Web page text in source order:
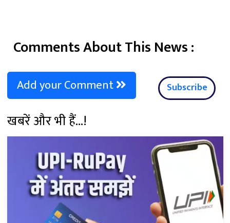
Comments About This News :
Add your Comment Subscribe
खबरें और भी हैं...!